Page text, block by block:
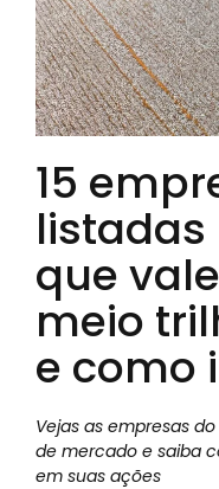
15
que
meio
e como
Vejas as empresas
de mercado e saiba
em suas ações